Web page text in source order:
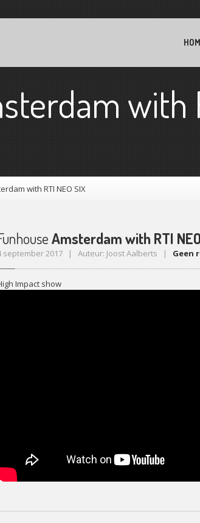
with
with RTI NEO SIX
Amsterdam with RTI
september 2017 | Auteur: Joost Aalberts | Geen
Impact show